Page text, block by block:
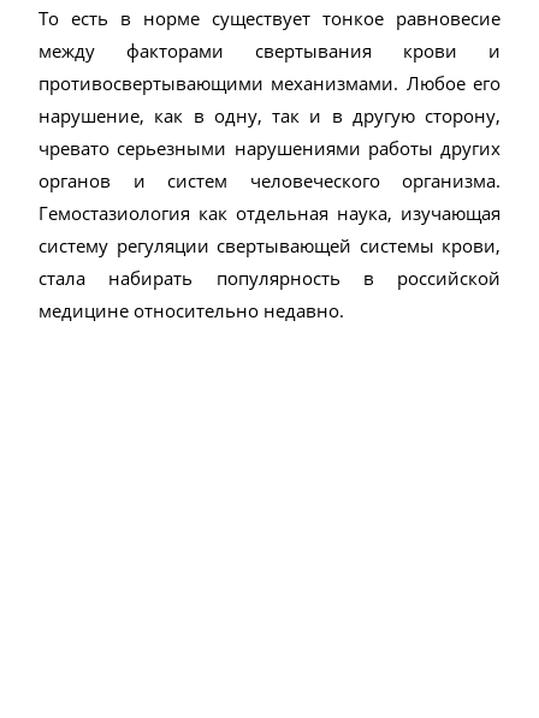
То есть в норме существует тонкое равновесие
между факторами свертывания крови и
противосвертывающими механизмами. Любое его
нарушение, как в одну, так и в другую сторону,
чревато серьезными нарушениями работы других
органов и систем человеческого организма.
Гемостазиология как отдельная наука, изучающая
систему регуляции свертывающей системы крови,
стала набирать популярность в российской
медицине относительно недавно.